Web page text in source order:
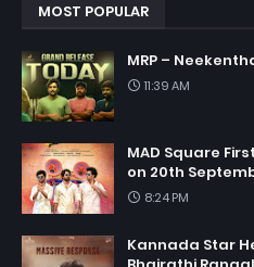
MOST POPULAR
MRP –
11:39 AM
MAD Square
on 20th
8:24 PM
Kannada Star